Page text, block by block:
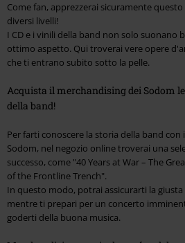
Come fan, apprezzerai sicuramente
diversi livelli!
I CD e i vinili della band non solo suonano
ottimo aspetto. Qui troverai vere opere
che ti entrano subito sotto la pelle.
Acquista il merchandising dei Sodom
della band!
Per farti conoscere la storia della band
Sodom, nel negozio online troverai una
successo, come "40 Years at War – The
of the Frontline Trench".
In questo modo, potrai assicurarti la
mentre ti prepari per un concerto
goderti della buona musica.